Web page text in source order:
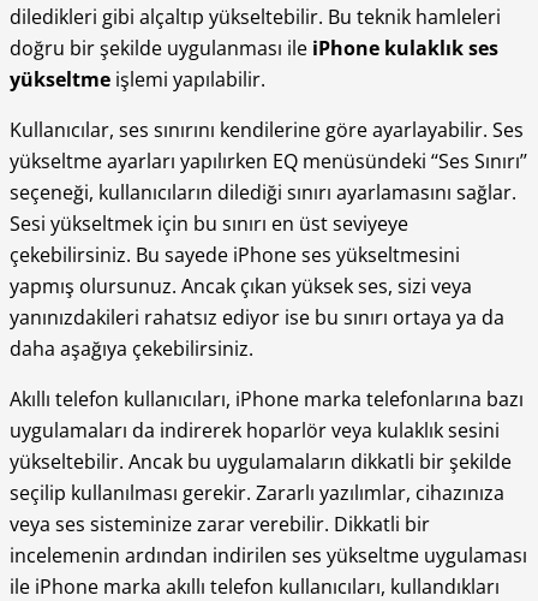
diledikleri gibi alçaltıp yükseltebilir. Bu teknik hamleleri
doğru bir şekilde uygulanması ile iPhone kulaklık ses
yükseltme işlemi yapılabilir.
Kullanıcılar, ses sınırını kendilerine göre ayarlayabilir. Ses
yükseltme ayarları yapılırken EQ menüsündeki ‘‘Ses Sınırı’’
seçeneği, kullanıcıların dilediği sınırı ayarlamasını sağlar.
Sesi yükseltmek için bu sınırı en üst seviyeye
çekebilirsiniz. Bu sayede iPhone ses yükseltmesini
yapmış olursunuz. Ancak çıkan yüksek ses, sizi veya
yanınızdakileri rahatsız ediyor ise bu sınırı ortaya ya da
daha aşağıya çekebilirsiniz.
Akıllı telefon kullanıcıları, iPhone marka telefonlarına bazı
uygulamaları da indirerek hoparlör veya kulaklık sesini
yükseltebilir. Ancak bu uygulamaların dikkatli bir şekilde
seçilip kullanılması gerekir. Zararlı yazılımlar, cihazınıza
veya ses sisteminize zarar verebilir. Dikkatli bir
incelemenin ardından indirilen ses yükseltme uygulaması
ile iPhone marka akıllı telefon kullanıcıları, kullandıkları